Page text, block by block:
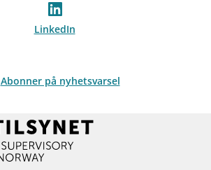
LinkedIn
Abonner på nyhetsvarsel